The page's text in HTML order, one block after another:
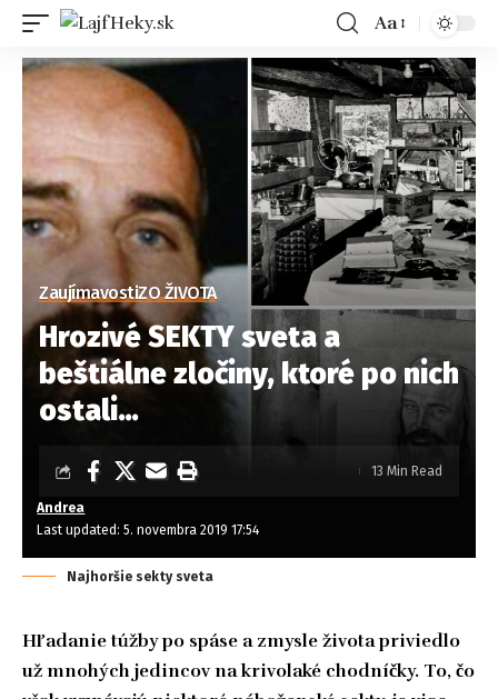
Aa
ZaujímavostiZO ŽIVOTA
Hrozivé SEKTY sveta a
beštiálne zločiny, ktoré po nich
ostali…
Last updated: 5. novembra 2019 17:54
Andrea
13 Min Read
Najhoršie sekty sveta
Hľadanie túžby po spáse a zmysle života priviedlo
už mnohých jedincov na krivolaké chodníčky. To, čo